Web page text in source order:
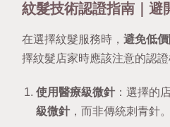
紋髮技術認證指南｜避
在選擇紋髮服務時，避免低
擇紋髮店家時應該注意的認證
使用醫療級微針：選擇的
級微針，而非傳統刺青針。